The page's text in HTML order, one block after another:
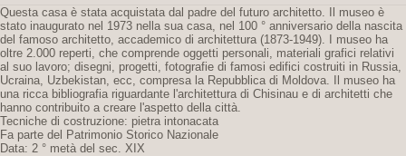
Questa casa è stata acquistata dal padre del futuro architetto. Il museo è
stato inaugurato nel 1973 nella sua casa, nel 100 ° anniversario della nascita
del famoso architetto, accademico di architettura (1873-1949). I museo ha
oltre 2.000 reperti, che comprende oggetti personali, materiali grafici relativi
al suo lavoro; disegni, progetti, fotografie di famosi edifici costruiti in Russia,
Ucraina, Uzbekistan, ecc, compresa la Repubblica di Moldova. Il museo ha
una ricca bibliografia riguardante l'architettura di Chisinau e di architetti che
hanno contribuito a creare l'aspetto della città.
Tecniche di costruzione: pietra intonacata
Fa parte del Patrimonio Storico Nazionale
Data: 2 ° metà del sec. XIX